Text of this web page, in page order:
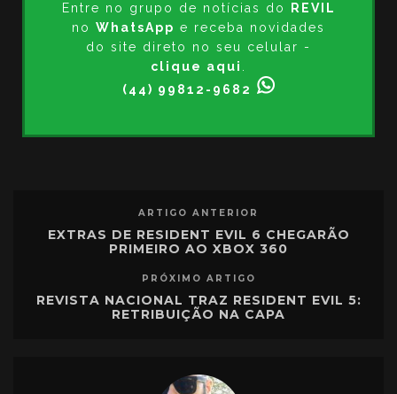
Entre no grupo de notícias do
REVIL
no WhatsApp e receba novidades
do site direto no seu celular -
clique aqui .
(44) 99812-9682
ARTIGO ANTERIOR
EXTRAS DE RESIDENT EVIL 6 CHEGARÃO
PRIMEIRO AO XBOX 360
PRÓXIMO ARTIGO
REVISTA NACIONAL TRAZ RESIDENT EVIL 5:
RETRIBUIÇÃO NA CAPA